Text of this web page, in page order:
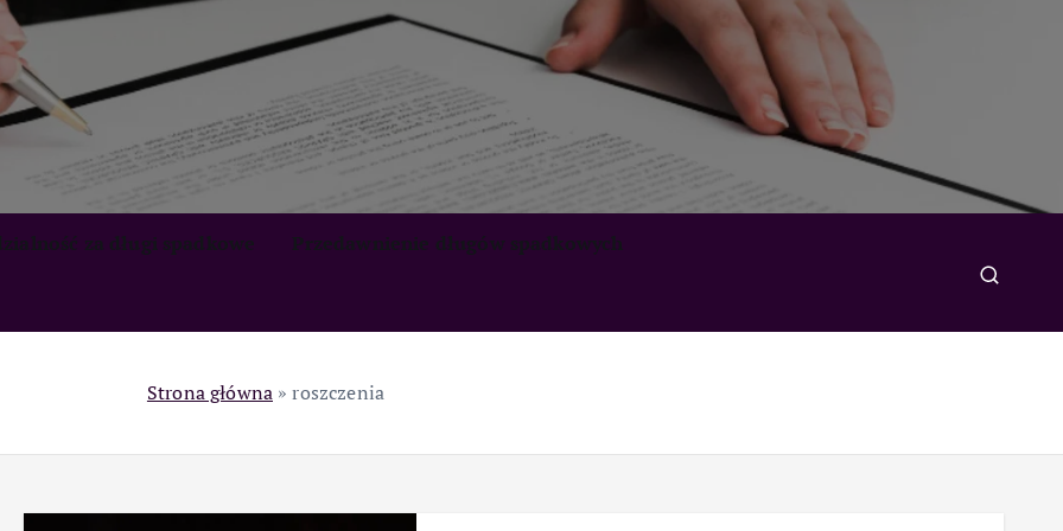
Strona główna »roszczenia